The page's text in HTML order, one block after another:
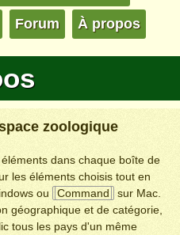
Forum À propos
zoologique
dans chaque boîte de
les éléments choisis tout en
ou Command
sur Mac.
géographique et de catégorie,
tous les pays d'un même